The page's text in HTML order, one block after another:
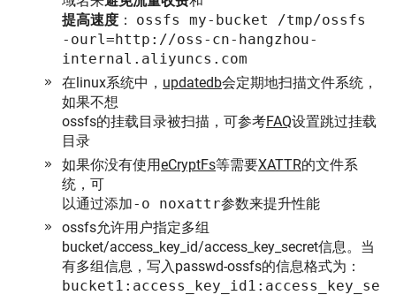
提高速度 ： ossfs my-bucket /tmp/ossfs
-ourl=http://oss-cn-hangzhou-
internal.aliyuncs.com
在linux系统中， updatedb会定期地扫描文件系统，
如果不想
ossfs的挂载目录被扫描，可参考FAQ设置跳过挂载
目录
如果你没有使用eCryptFs等需要XATTR的文件系
统，可
以通过添加-o noxattr参数来提升性能
ossfs允许用户指定多组
bucket/access_key_id/access_key_secret信息。当
有多组信息，写入passwd-ossfs的信息格式为：
bucket1:access_key_id1:access_key_se